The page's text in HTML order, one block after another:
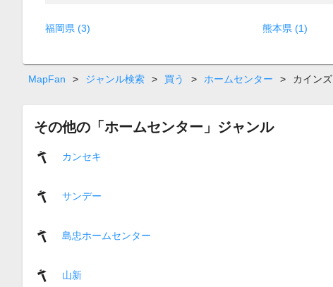
福岡県 (3) 熊本県 (1)
MapFan > ジャンル検索 > 買う > ホームセンター > カインズ
その他の「ホームセンター」ジャンル
カンセキ
サンデー
島忠ホームセンター
山新